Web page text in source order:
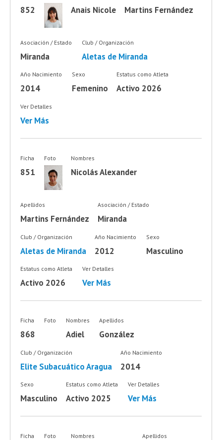
852 Anais Nicole Martins Fernández
Asociación / Estado
Miranda
Club / Organización
Aletas de Miranda
Año Nacimiento
2014
Sexo
Femenino
Estatus como Atleta
Activo 2026
Ver Detalles
Ver Más
Ficha
851
Foto Nombres
Nicolás Alexander
Apellidos
Martins Fernández
Asociación / Estado
Miranda
Club / Organización
Aletas de Miranda
Año Nacimiento
2012
Sexo
Masculino
Estatus como Atleta
Activo 2026
Ver Detalles
Ver Más
Ficha
868
Foto Nombres
Adiel
Apellidos
González
Club / Organización
Elite Subacuático Aragua
Año Nacimiento
2014
Sexo
Masculino
Estatus como Atleta
Activo 2025
Ver Detalles
Ver Más
Ficha Foto Nombres Apellidos